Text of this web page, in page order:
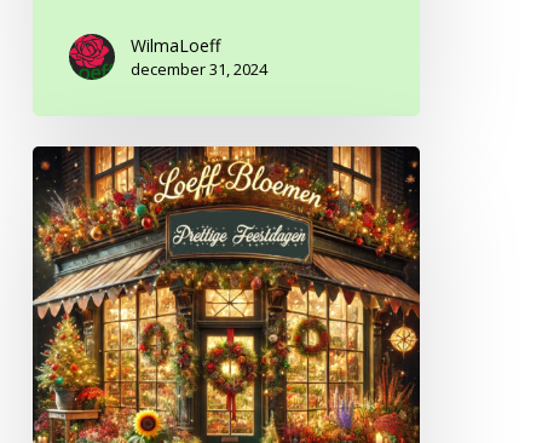
WilmaLoeff
december 31, 2024
Fijne
kerstdagen
gewenst!
✨
🎄